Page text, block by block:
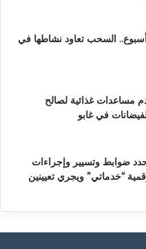
أسبوع.. السحب تعاود نشاطها في
مساعدات غذائية لصالح
في غابو
ضوابط وتسيير وإجراءات
“خدماتي” ويجري تعيينين